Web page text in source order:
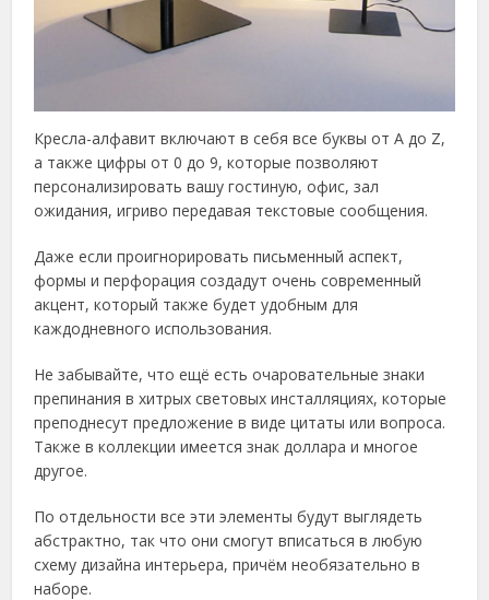
Кресла-алфавит включают в себя все буквы от A до Z,
а также цифры от 0 до 9, которые позволяют
персонализировать вашу гостиную, офис, зал
ожидания, игриво передавая текстовые сообщения.
Даже если проигнорировать письменный аспект,
формы и перфорация создадут очень современный
акцент, который также будет удобным для
каждодневного использования.
Не забывайте, что ещё есть очаровательные знаки
препинания в хитрых световых инсталляциях, которые
преподнесут предложение в виде цитаты или вопроса.
Также в коллекции имеется знак доллара и многое
другое.
По отдельности все эти элементы будут выглядеть
абстрактно, так что они смогут вписаться в любую
схему дизайна интерьера, причём необязательно в
наборе.